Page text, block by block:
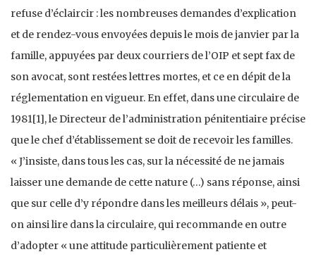
refuse d’éclaircir : les nombreuses demandes d’explication
et de rendez-vous envoyées depuis le mois de janvier par la
famille, appuyées par deux courriers de l’OIP et sept fax de
son avocat, sont restées lettres mortes, et ce en dépit de la
réglementation en vigueur. En effet, dans une circulaire de
1981[1], le Directeur de l’administration pénitentiaire précise
que le chef d’établissement se doit de recevoir les familles.
« J’insiste, dans tous les cas, sur la nécessité de ne jamais
laisser une demande de cette nature (…) sans réponse, ainsi
que sur celle d’y répondre dans les meilleurs délais », peut-
on ainsi lire dans la circulaire, qui recommande en outre
d’adopter « une attitude particulièrement patiente et